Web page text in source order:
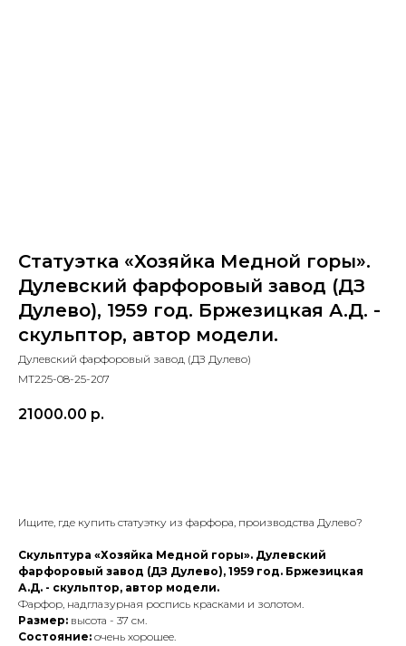
Статуэтка «Хозяйка Медной горы».
Дулевский фарфоровый завод (ДЗ
Дулево), 1959 год. Бржезицкая А.Д. -
скульптор, автор модели.
Дулевский фарфоровый завод (ДЗ Дулево)
МТ225-08-25-207
21000.00 р.
Ищите, где купить статуэтку из фарфора, производства Дулево?
Скульптура «Хозяйка Медной горы». Дулевский
фарфоровый завод (ДЗ Дулево), 1959 год. Бржезицкая
А.Д. - скульптор, автор модели.
Фарфор, надглазурная роспись красками и золотом.
Размер: высота - 37 см.
Состояние: очень хорошее.